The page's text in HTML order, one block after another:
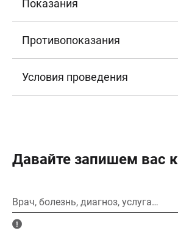
Показания
Противопоказания
Условия проведения
Давайте запишем вас
Врач, болезнь, диагноз, услуга…